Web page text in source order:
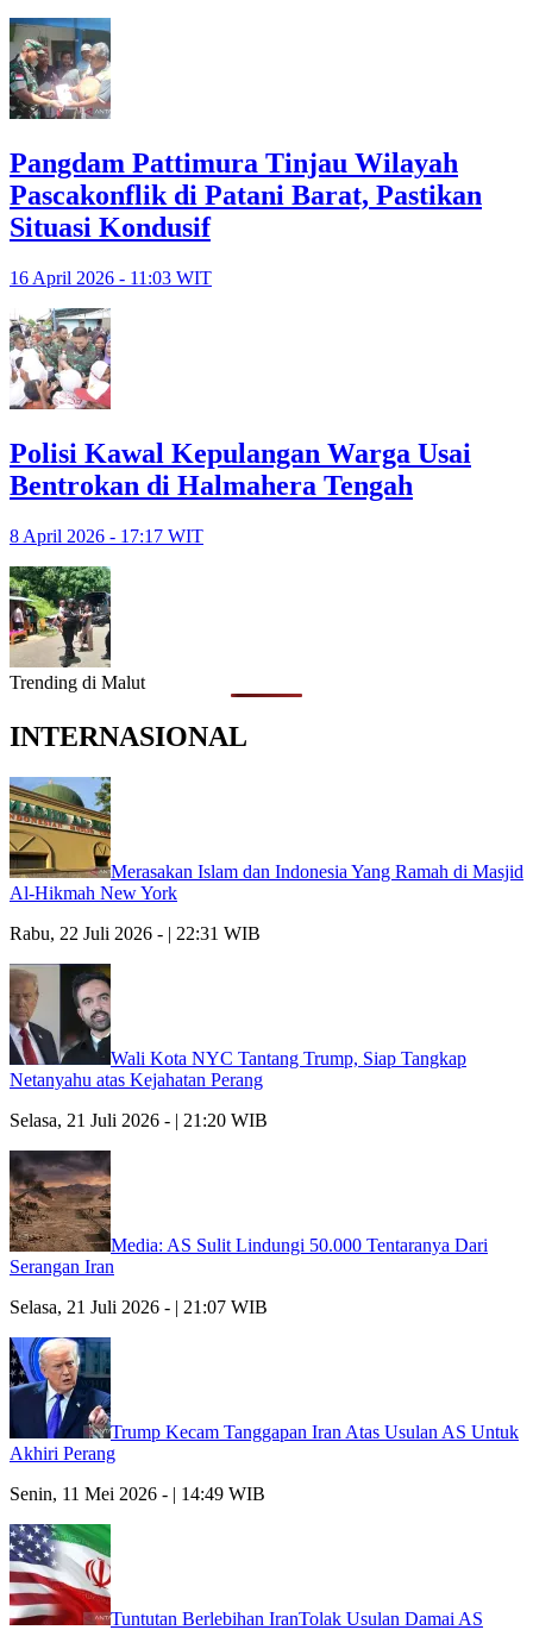
Pangdam Pattimura Tinjau Wilayah
Pascakonflik di Patani Barat, Pastikan
Situasi Kondusif
16 April 2026 - 11:03 WIT
Polisi Kawal Kepulangan Warga Usai
Bentrokan di Halmahera Tengah
8 April 2026 - 17:17 WIT
Trending di Malut
INTERNASIONAL
Merasakan Islam dan Indonesia Yang Ramah di Masjid
Al-Hikmah New York
Rabu, 22 Juli 2026 - | 22:31 WIB
Wali Kota NYC Tantang Trump, Siap Tangkap
Netanyahu atas Kejahatan Perang
Selasa, 21 Juli 2026 - | 21:20 WIB
Media: AS Sulit Lindungi 50.000 Tentaranya Dari
Serangan Iran
Selasa, 21 Juli 2026 - | 21:07 WIB
Trump Kecam Tanggapan Iran Atas Usulan AS Untuk
Akhiri Perang
Senin, 11 Mei 2026 - | 14:49 WIB
Tuntutan Berlebihan IranTolak Usulan Damai AS